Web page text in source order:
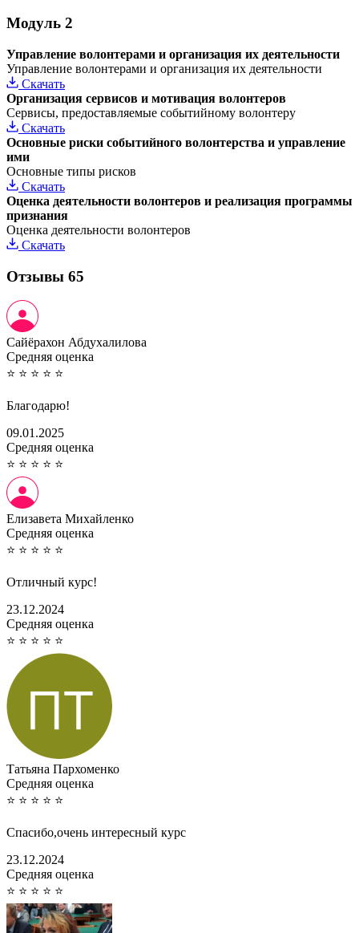
Модуль 2
Управление волонтерами и организация их деятельности
Управление волонтерами и организация их деятельности
Скачать
Организация сервисов и мотивация волонтеров
Сервисы, предоставляемые событийному волонтеру
Скачать
Основные риски событийного волонтерства и управление
ими
Основные типы рисков
Скачать
Оценка деятельности волонтеров и реализация программы
признания
Оценка деятельности волонтеров
Скачать
Отзывы 65
Сайёрахон Абдухалилова
Cредняя оценка
⭐ ⭐ ⭐ ⭐ ⭐
Благодарю!
09.01.2025
Cредняя оценка
⭐ ⭐ ⭐ ⭐ ⭐
Елизавета Михайленко
Cредняя оценка
⭐ ⭐ ⭐ ⭐ ⭐
Отличный курс!
23.12.2024
Cредняя оценка
⭐ ⭐ ⭐ ⭐ ⭐
Татьяна Пархоменко
Cредняя оценка
⭐ ⭐ ⭐ ⭐ ⭐
Спасибо,очень интересный курс
23.12.2024
Cредняя оценка
⭐ ⭐ ⭐ ⭐ ⭐